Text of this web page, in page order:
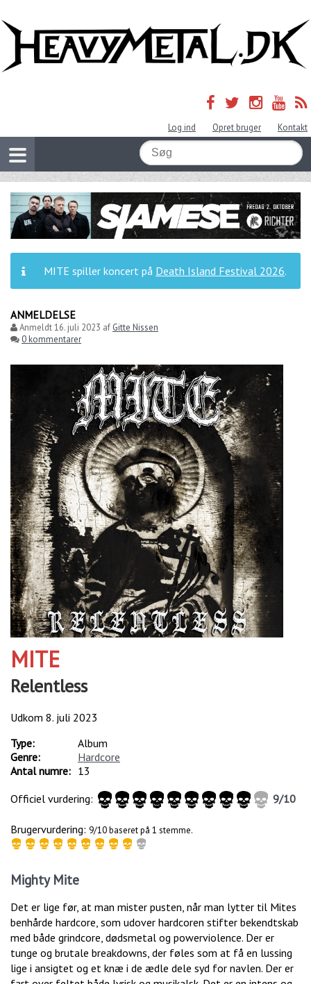
Log ind Opret bruger Kontakt
MITE spiller koncert på Death Island Festival 2026.
ANMELDELSE
Anmeldt16. juli 2023 af Gitte Nissen
0 kommentarer
MITE
Relentless
Udkom 8. juli 2023
Type:
Album
Genre:
Hardcore
Antal numre: 13
Officiel vurdering:
9/10
Brugervurdering: 9/10 baseret på 1 stemme.
Mighty Mite
Det er lige før, at man mister pusten, når man lytter til Mites
benhårde hardcore, som udover hardcoren stifter bekendtskab
med både grindcore, dødsmetal og powerviolence. Der er
tunge og brutale breakdowns, der føles som at få en lussing
lige i ansigtet og et knæ i de ædle dele syd for navlen. Der er